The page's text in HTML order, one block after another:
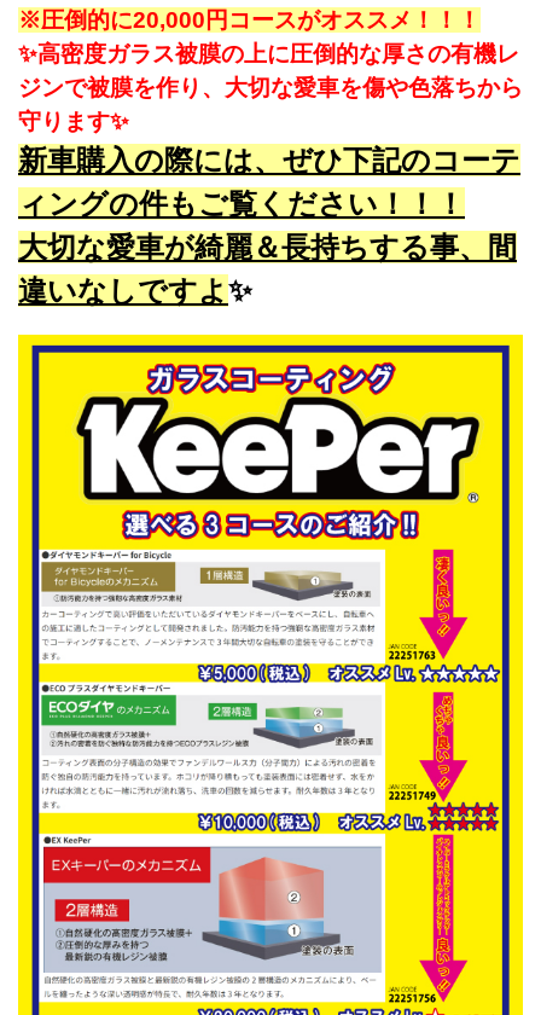
※圧倒的に20,000円コースがオススメ！！！
✨高密度ガラス被膜の上に圧倒的な厚さの有機レ
ジンで被膜を作り、大切な愛車を傷や色落ちから
守ります✨
新車購入の際には、ぜひ下記のコーテ
ィングの件もご覧ください！！！
大切な愛車が綺麗＆長持ちする事、間
違いなしですよ✨